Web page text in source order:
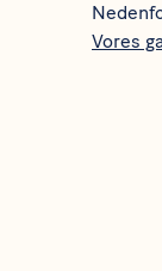
Vores